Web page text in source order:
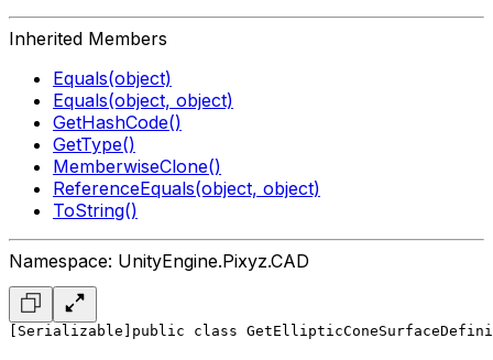
Inherited Members
Equals(object)
Equals(object, object)
GetHashCode()
GetType()
MemberwiseClone()
ReferenceEquals(object, object)
ToString()
Namespace: UnityEngine.Pixyz.CAD
[Serializable] public class